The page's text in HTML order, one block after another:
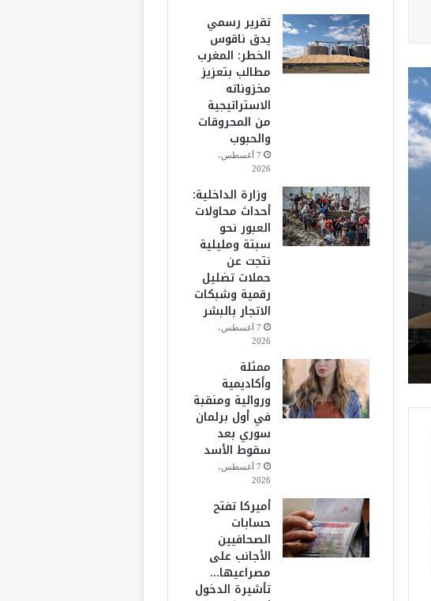
تقرير رسمي
يدق ناقوس
الخطر: المغرب
مطالب بتعزيز
مخزوناته
الاستراتيجية
من المحروقات
والحبوب
7 أغسطس،
2026
وزارة الداخلية:
أحداث محاولات
العبور نحو
سبتة ومليلية
نتجت عن
حملات تضليل
رقمية وشبكات
الاتجار بالبشر
7 أغسطس،
2026
ممثلة
وأكاديمية
وروائية ومنقبة
في أول برلمان
سوري بعد
سقوط الأسد
7 أغسطس،
2026
أميركا تفتح
حسابات
الصحافيين
الأجانب على
مصراعيها…
تأشيرة الدخول